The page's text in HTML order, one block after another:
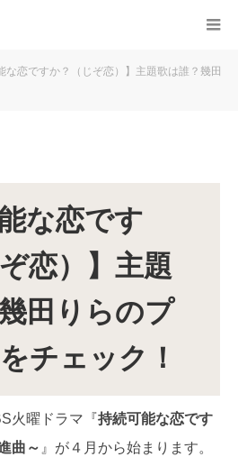
な恋ですか？（じぞ恋）】主題歌は誰？幾田
な恋です
恋）】主題
田りらのプ
チェック！
火曜ドラマ『持続可能な恋です
曲～ 』が４月から始まります。